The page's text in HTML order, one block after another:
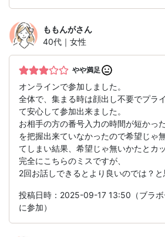
ももんがさん
40代｜女性
やや満足
オンラインで参加しました。
全体で、集まる時は顔出し不要でプラ
て安心して参加出来ました。
お相手の方の番号入力の時間が短かっ
を把握出来ていなかったので希望じゃ
てしまい結果、希望じゃ無いかたとカ
完全にこちらのミスですが、
2回お話しできるとより良いのでは？と
投稿日時：2025-09-17 13:50（ブラボ
に参加）